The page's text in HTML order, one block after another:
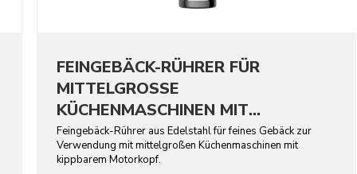
FEINGEBÄCK-RÜHRER FÜR
MITTELGROSSE
KÜCHENMASCHINEN MIT
KIPPBAREM MOTORKOPF –
EDELSTAHL
Feingebäck-Rührer aus Edelstahl für feines Gebäck zur
Verwendung mit mittelgroßen Küchenmaschinen mit
kippbarem Motorkopf.